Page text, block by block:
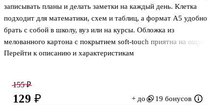
записывать планы и делать заметки на каждый день. Клетка
подходит для математики, схем и таблиц, а формат А5 удобно
брать с собой в школу, вуз или на курсы. Обложка из
мелованного картона с покрытием soft-touch приятна на ощупь и
меньше скользит в руках, а выборочный УФ-лак подчёркивает
Обратите внимание: товар продаётся в ассортименте, выбор
Перейти к описанию и характеристикам
Listoff
24 листа
клетку, А5 -
155 ₽
129 ₽ + до 19 бонусов